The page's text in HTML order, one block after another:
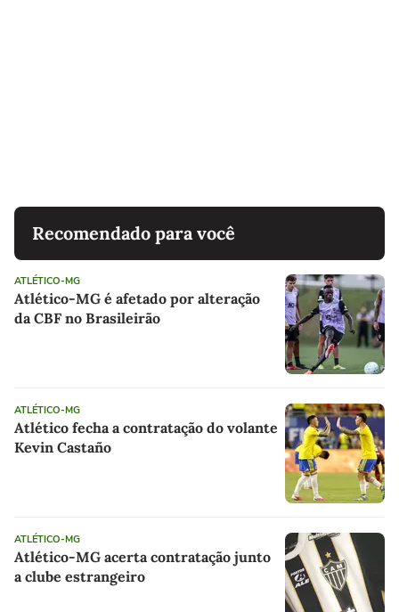
Recomendado para você
ATLÉTICO-MG
Atlético-MG é afetado por alteração
da CBF no Brasileirão
ATLÉTICO-MG
Atlético fecha a contratação do volante
Kevin Castaño
ATLÉTICO-MG
Atlético-MG acerta contratação junto
a clube estrangeiro